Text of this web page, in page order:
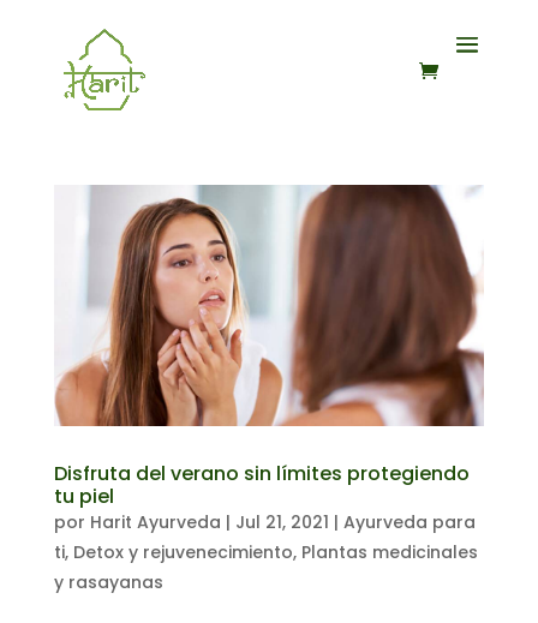
Disfruta del verano sin límites protegiendo
tu piel
por Harit Ayurveda | Jul 21, 2021 | Ayurveda para
ti, Detox y rejuvenecimiento, Plantas medicinales
y rasayanas